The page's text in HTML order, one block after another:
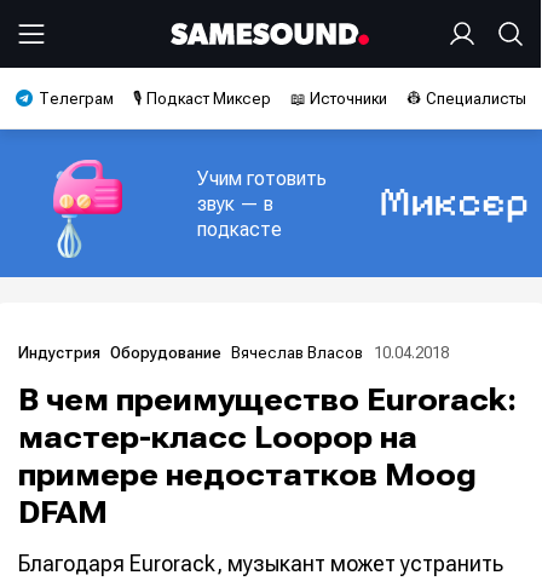
Телеграм 🎙️ Подкаст Миксер 📖 Источники 👷 Специалисты
Учим готовить
звук — в
подкасте
Индустрия Оборудование Вячеслав Власов 10.04.2018
В чем преимущество Eurorack:
мастер-класс Loopop на
примере недостатков Moog
DFAM
Благодаря Eurorack, музыкант может устранить